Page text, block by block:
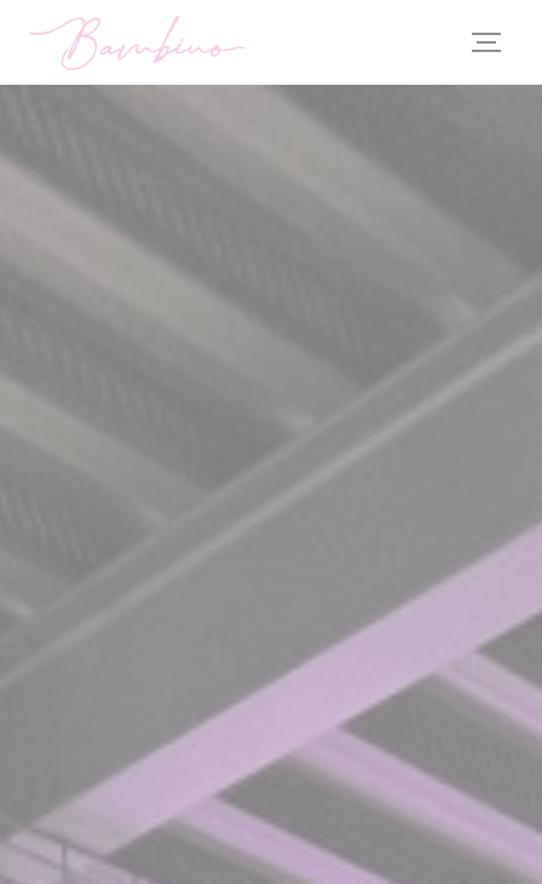
Personnalisation de vos choix en matière de cookies